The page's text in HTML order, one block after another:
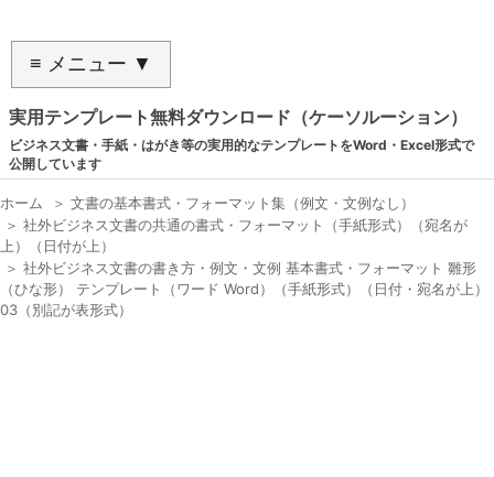
≡ メニュー ▼
実用テンプレート無料ダウンロード（ケーソルーション）
ビジネス文書・手紙・はがき等の実用的なテンプレートをWord・Excel形式で
公開しています
ホーム ＞ 文書の基本書式・フォーマット集（例文・文例なし）
＞ 社外ビジネス文書の共通の書式・フォーマット（手紙形式）（宛名が
上）（日付が上）
＞ 社外ビジネス文書の書き方・例文・文例 基本書式・フォーマット 雛形
（ひな形） テンプレート（ワード Word）（手紙形式）（日付・宛名が上）
03（別記が表形式）